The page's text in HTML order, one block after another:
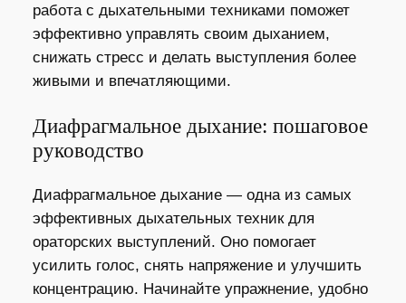
работа с дыхательными техниками поможет
эффективно управлять своим дыханием,
снижать стресс и делать выступления более
живыми и впечатляющими.
Диафрагмальное дыхание: пошаговое
руководство
Диафрагмальное дыхание — одна из самых
эффективных дыхательных техник для
ораторских выступлений. Оно помогает
усилить голос, снять напряжение и улучшить
концентрацию. Начинайте упражнение, удобно